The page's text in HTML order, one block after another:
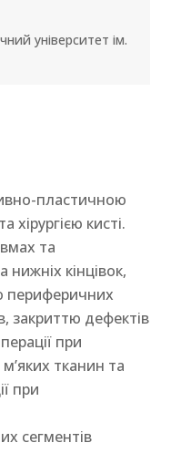
університет ім.
пластичною
хірургією кисті.
та
нижніх кінцівок,
периферичних
закриттю дефектів
при
тканин та
при
сегментів